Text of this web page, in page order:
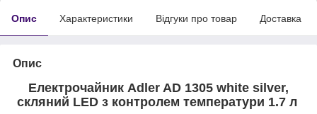
Опис Характеристики Відгуки про товар Доставка
Опис
Електрочайник Adler AD 1305 white silver,
скляний LED з контролем температури 1.7 л